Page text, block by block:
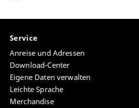
Service
Anreise und Adressen
Download-Center
Eigene Daten verwalten
Leichte Sprache
Merchandise